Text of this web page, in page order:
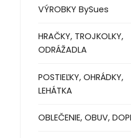
VÝROBKY BySues
HRAČKY, TROJKOLKY,
ODRÁŽADLA
POSTIEĽKY, OHRÁDKY,
LEHÁTKA
OBLEČENIE, OBUV,